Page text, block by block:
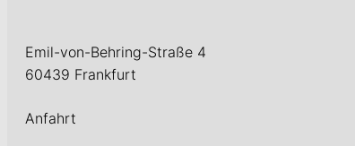
Emil-von-Behring-Straße 4
60439 Frankfurt
Anfahrt